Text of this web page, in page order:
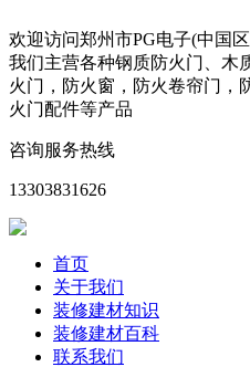
欢迎访问郑州市PG电子(中国
我们主营各种钢质防火门、木
火门，防火窗，防火卷帘门，
火门配件等产品
咨询服务热线
13303831626
首页
关于我们
装修建材知识
装修建材百科
联系我们